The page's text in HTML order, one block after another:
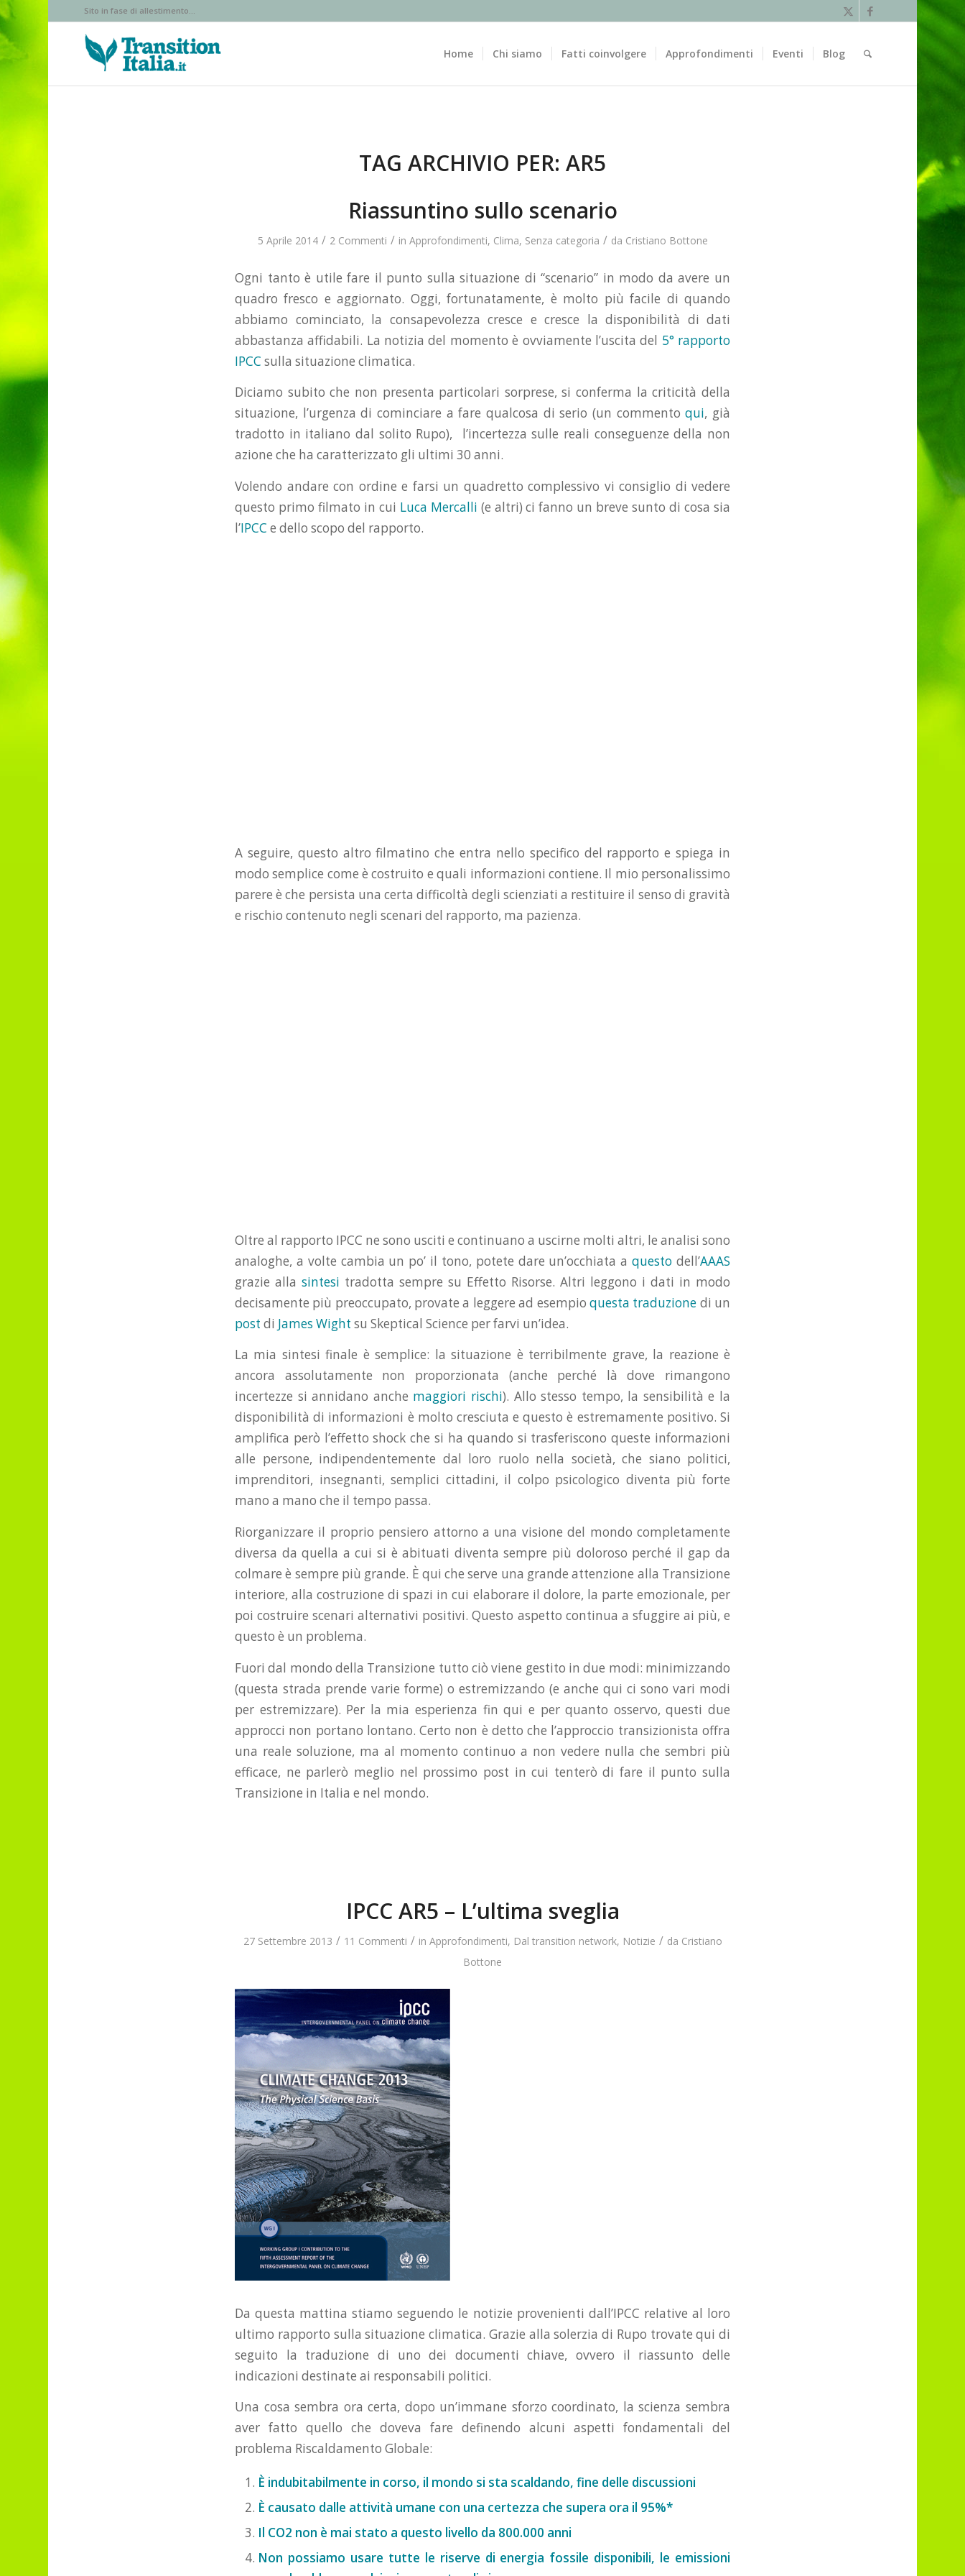
Sito in fase di allestimento...
Home Chi siamo Fatti coinvolgere Approfondimenti Eventi Blog
TAG ARCHIVIO PER: AR5
Riassuntino sullo scenario
5 Aprile 2014 / 2 Commenti / in Approfondimenti, Clima, Senza categoria / da Cristiano Bottone
Ogni tanto è utile fare il punto sulla situazione di “scenario” in modo da avere un
quadro fresco e aggiornato. Oggi, fortunatamente, è molto più facile di quando
abbiamo cominciato, la consapevolezza cresce e cresce la disponibilità di dati
abbastanza affidabili. La notizia del momento è ovviamente l’uscita del 5° rapporto
IPCC sulla situazione climatica.
Diciamo subito che non presenta particolari sorprese, si conferma la criticità della
situazione, l’urgenza di cominciare a fare qualcosa di serio (un commentoqui, già
tradotto in italiano dal solito Rupo), l’incertezza sulle reali conseguenze della non
azione che ha caratterizzato gli ultimi 30 anni.
Volendo andare con ordine e farsi un quadretto complessivo vi consiglio di vedere
questo primo filmato in cui Luca Mercalli (e altri) ci fanno un breve sunto di cosa sia
l’IPCC e dello scopo del rapporto.
A seguire, questo altro filmatino che entra nello specifico del rapporto e spiega in
modo semplice come è costruito e quali informazioni contiene. Il mio personalissimo
parere è che persista una certa difficoltà degli scienziati a restituire il senso di gravità
e rischio contenuto negli scenari del rapporto, ma pazienza.
Oltre al rapporto IPCC ne sono usciti e continuano a uscirne molti altri, le analisi sono
analoghe, a volte cambia un po’ il tono, potete dare un’occhiata aquesto dell’AAAS
grazie alla sintesi tradotta sempre su Effetto Risorse. Altri leggono i dati in modo
decisamente più preoccupato, provate a leggere ad esempio questa traduzione di un
post di James Wight su Skeptical Science per farvi un’idea.
La mia sintesi finale è semplice: la situazione è terribilmente grave, la reazione è
ancora assolutamente non proporzionata (anche perché là dove rimangono
incertezze si annidano anche maggiori rischi). Allo stesso tempo, la sensibilità e la
disponibilità di informazioni è molto cresciuta e questo è estremamente positivo. Si
amplifica però l’effetto shock che si ha quando si trasferiscono queste informazioni
alle persone, indipendentemente dal loro ruolo nella società, che siano politici,
imprenditori, insegnanti, semplici cittadini, il colpo psicologico diventa più forte
mano a mano che il tempo passa.
Riorganizzare il proprio pensiero attorno a una visione del mondo completamente
diversa da quella a cui si è abituati diventa sempre più doloroso perché il gap da
colmare è sempre più grande. È qui che serve una grande attenzione alla Transizione
interiore, alla costruzione di spazi in cui elaborare il dolore, la parte emozionale, per
poi costruire scenari alternativi positivi. Questo aspetto continua a sfuggire ai più, e
questo è un problema.
Fuori dal mondo della Transizione tutto ciò viene gestito in due modi: minimizzando
(questa strada prende varie forme) o estremizzando (e anche qui ci sono vari modi
per estremizzare). Per la mia esperienza fin qui e per quanto osservo, questi due
approcci non portano lontano. Certo non è detto che l’approccio transizionista offra
una reale soluzione, ma al momento continuo a non vedere nulla che sembri più
efficace, ne parlerò meglio nel prossimo post in cui tenterò di fare il punto sulla
Transizione in Italia e nel mondo.
IPCC AR5 – L’ultima sveglia
27 Settembre 2013 / 11 Commenti / in Approfondimenti, Dal transition network, Notizie / da Cristiano
Bottone
Da questa mattina stiamo seguendo le notizie provenienti dall’IPCC relative al loro
ultimo rapporto sulla situazione climatica. Grazie alla solerzia di Rupo trovate qui di
seguito la traduzione di uno dei documenti chiave, ovvero il riassunto delle
indicazioni destinate ai responsabili politici.
Una cosa sembra ora certa, dopo un’immane sforzo coordinato, la scienza sembra
aver fatto quello che doveva fare definendo alcuni aspetti fondamentali del
problema Riscaldamento Globale:
È indubitabilmente in corso, il mondo si sta scaldando, fine delle discussioni
È causato dalle attività umane con una certezza che supera ora il 95%*
Il CO2 non è mai stato a questo livello da 800.000 anni
Non possiamo usare tutte le riserve di energia fossile disponibili, le emissioni